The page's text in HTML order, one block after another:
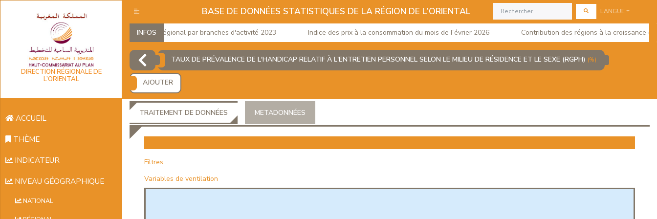
DIRECTION RÉGIONALE DE
L’ORIENTAL
ACCUEIL
THÈME
INDICATEUR
NIVEAU GÉOGRAPHIQUE
NATIONAL
BASE DE DONNÉES STATISTIQUES DE LA RÉGION DE L’ORIENTAL LANGUE
INFOS
Produit Intérieur Brut Régional par branches d'activité 2023 Indice des prix à la consommation du mois de Février 2026 Contribution des régions à la croissance du
TAUX DE PRÉVALENCE DE L'HANDICAP RELATIF À L'ENTRETIEN PERSONNEL SELON LE MILIEU DE RÉSIDENCE ET LE SEXE (RGPH) (%)
AJOUTER
TRAITEMENT DE DONNÉES METADONNÉES
Filtres
Variables de ventilation